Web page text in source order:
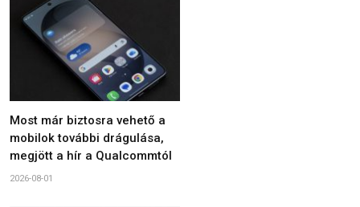
Most már biztosra vehető a
mobilok további drágulása,
megjött a hír a Qualcommtól
2026-08-01